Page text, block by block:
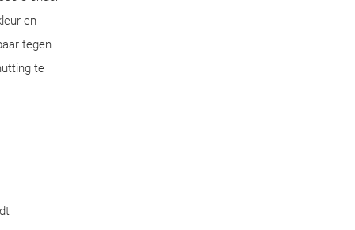
en
tegen
te